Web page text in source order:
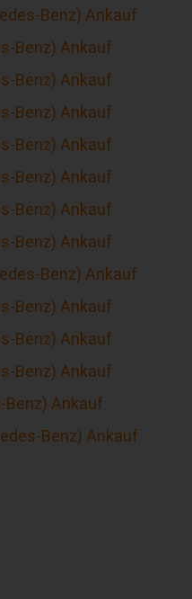
Benz) Ankauf
Benz) Ankauf
Benz) Ankauf
Benz) Ankauf
Benz) Ankauf
Benz) Ankauf
Benz) Ankauf
Benz) Ankauf
Benz) Ankauf
Benz) Ankauf
Benz) Ankauf
Benz) Ankauf
Benz) Ankauf
Benz) Ankauf